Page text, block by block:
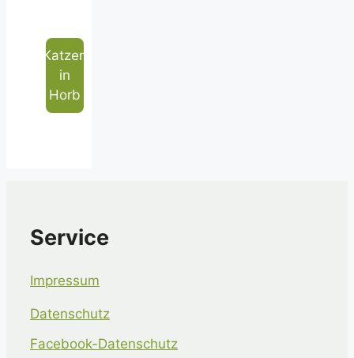
Katzen
in
Horb
Service
Impressum
Datenschutz
Facebook-Datenschutz